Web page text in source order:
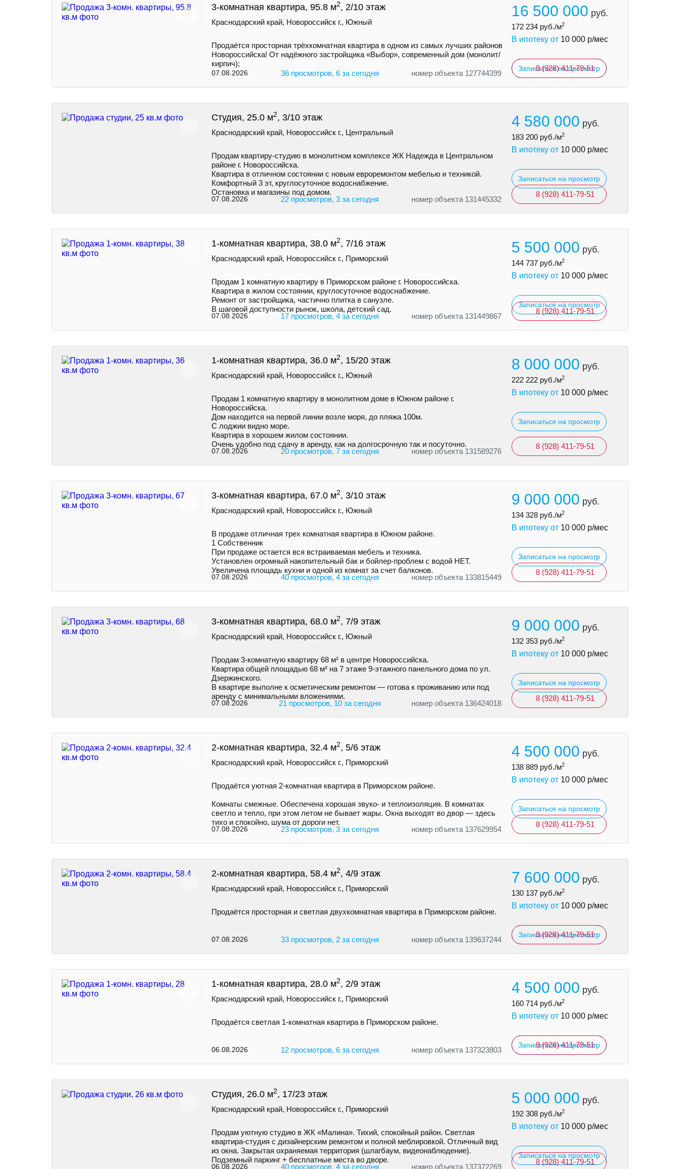
3-комнатная квартира, 95.8 м2, 2/10 этаж
Краснодарский край, Новороссийск г., Южный
Продаётся просторная трёхкомнатная квартира в одном из самых лучших районов
Новороссийска! От надёжного застройщика «Выбор», современный дом (монолит/
кирпич);
07.08.2026 36 просмотров, 6 за сегодня номер объекта 127744399
16 500 000 руб.
172 234 руб./м2
В ипотеку от 10 000 р/мес
Записаться на просмотр
8 (928) 411-79-51
Студия, 25.0 м2, 3/10 этаж
Краснодарский край, Новороссийск г., Центральный
Продам квартиру-студию в монолитном комплексе ЖК Надежда в Центральном
районе г. Новороссийска.
Квартира в отличном состоянии с новым евроремонтом мебелью и техникой.
Комфортный 3 эт, круглосуточное водоснабжение.
Остановка и магазины под домом.
07.08.2026 22 просмотров, 3 за сегодня номер объекта 131445332
4 580 000 руб.
183 200 руб./м2
В ипотеку от 10 000 р/мес
Записаться на просмотр
8 (928) 411-79-51
1-комнатная квартира, 38.0 м2, 7/16 этаж
Краснодарский край, Новороссийск г., Приморский
Продам 1 комнатную квартиру в Приморском районе г. Новороссийска.
Квартира в жилом состоянии, круглосуточное водоснабжение.
Ремонт от застройщика, частично плитка в санузле.
В шаговой доступности рынок, школа, детский сад.
07.08.2026 17 просмотров, 4 за сегодня номер объекта 131449867
5 500 000 руб.
144 737 руб./м2
В ипотеку от 10 000 р/мес
Записаться на просмотр
8 (928) 411-79-51
1-комнатная квартира, 36.0 м2, 15/20 этаж
Краснодарский край, Новороссийск г., Южный
Продам 1 комнатную квартиру в монолитном доме в Южном районе г.
Новороссийска.
Дом находится на первой линии возле моря, до пляжа 100м.
С лоджии видно море.
Квартира в хорошем жилом состоянии.
Очень удобно под сдачу в аренду, как на долгосрочную так и посуточно.
07.08.2026 20 просмотров, 7 за сегодня номер объекта 131589276
8 000 000 руб.
222 222 руб./м2
В ипотеку от 10 000 р/мес
Записаться на просмотр
8 (928) 411-79-51
3-комнатная квартира, 67.0 м2, 3/10 этаж
Краснодарский край, Новороссийск г., Южный
В продаже отличная трех комнатная квартира в Южном районе.
1 Собственник
При продаже остается вся встраиваемая мебель и техника.
Установлен огромный накопительный бак и бойлер-проблем с водой НЕТ.
Увеличена площадь кухни и одной из комнат за счет балконов.
07.08.2026 40 просмотров, 4 за сегодня номер объекта 133815449
9 000 000 руб.
134 328 руб./м2
В ипотеку от 10 000 р/мес
Записаться на просмотр
8 (928) 411-79-51
3-комнатная квартира, 68.0 м2, 7/9 этаж
Краснодарский край, Новороссийск г., Южный
Продам 3-комнатную квартиру 68 м² в центре Новороссийска.
Квартира общей площадью 68 м² на 7 этаже 9-этажного панельного дома по ул.
Дзержинского.
В квартире выполне к осметическим ремонтом — готова к проживанию или под
аренду с минимальными вложениями.
07.08.2026 21 просмотров, 10 за сегодня номер объекта 136424018
9 000 000 руб.
132 353 руб./м2
В ипотеку от 10 000 р/мес
Записаться на просмотр
8 (928) 411-79-51
2-комнатная квартира, 32.4 м2, 5/6 этаж
Краснодарский край, Новороссийск г., Приморский
Продаётся уютная 2-комнатная квартира в Приморском районе.
Комнаты смежные. Обеспечена хорошая звуко- и теплоизоляция. В комнатах
светло и тепло, при этом летом не бывает жары. Окна выходят во двор — здесь
тихо и спокойно, шума от дороги нет.
07.08.2026 23 просмотров, 3 за сегодня номер объекта 137629954
4 500 000 руб.
138 889 руб./м2
В ипотеку от 10 000 р/мес
Записаться на просмотр
8 (928) 411-79-51
2-комнатная квартира, 58.4 м2, 4/9 этаж
Краснодарский край, Новороссийск г., Приморский
Продаётся просторная и светлая двухкомнатная квартира в Приморском районе.
07.08.2026 33 просмотров, 2 за сегодня номер объекта 139637244
7 600 000 руб.
130 137 руб./м2
В ипотеку от 10 000 р/мес
Записаться на просмотр
8 (928) 411-79-51
1-комнатная квартира, 28.0 м2, 2/9 этаж
Краснодарский край, Новороссийск г., Приморский
Продаётся светлая 1-комнатная квартира в Приморском районе.
06.08.2026 12 просмотров, 6 за сегодня номер объекта 137323803
4 500 000 руб.
160 714 руб./м2
В ипотеку от 10 000 р/мес
Записаться на просмотр
8 (928) 411-79-51
Студия, 26.0 м2, 17/23 этаж
Краснодарский край, Новороссийск г., Приморский
Продам уютную студию в ЖК «Малина». Тихий, спокойный район. Светлая
квартира-студия с дизайнерским ремонтом и полной меблировкой. Отличный вид
из окна. Закрытая охраняемая территория (шлагбаум, видеонаблюдение).
Подземный паркинг + бесплатные места во дворе.
06.08.2026 40 просмотров, 4 за сегодня номер объекта 137372269
5 000 000 руб.
192 308 руб./м2
В ипотеку от 10 000 р/мес
Записаться на просмотр
8 (928) 411-79-51